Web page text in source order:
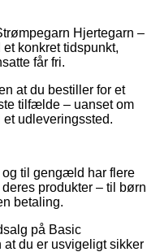
Hjertegarn –
konkret tidspunkt,
får fri.
at du bestiller for et
tilfælde – uanset om
udleveringssted.
og til gengæld har flere
produkter – til børn
betaling.
på Basic
du er usvigeligt sikker